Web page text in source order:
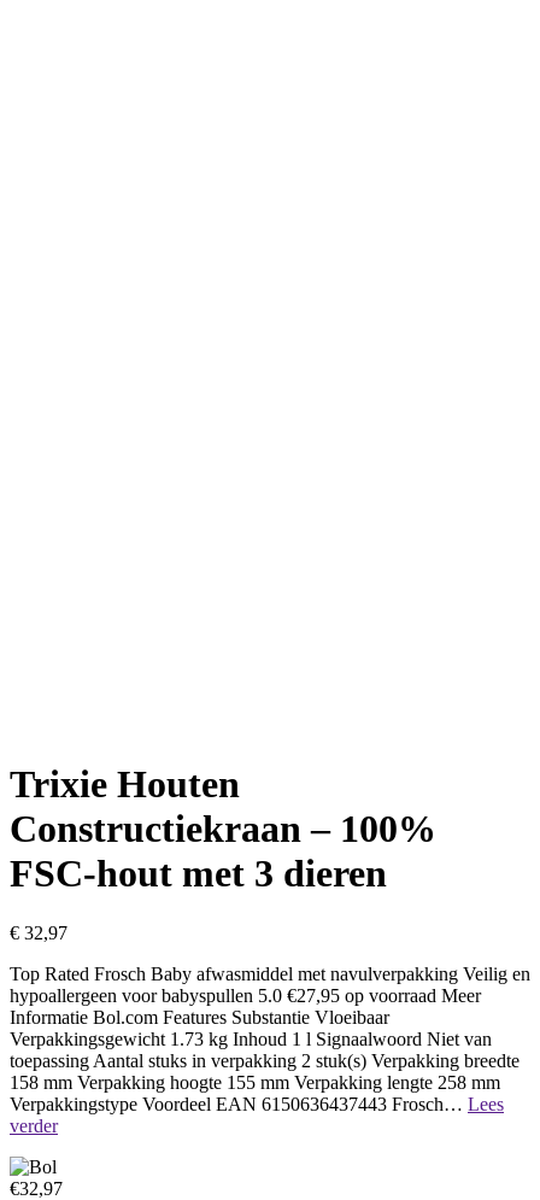
Trixie Houten
Constructiekraan – 100%
FSC-hout met 3 dieren
€ 32,97
Top Rated Frosch Baby afwasmiddel met navulverpakking Veilig en
hypoallergeen voor babyspullen 5.0 €27,95 op voorraad Meer
Informatie Bol.com Features Substantie Vloeibaar
Verpakkingsgewicht 1.73 kg Inhoud 1 l Signaalwoord Niet van
toepassing Aantal stuks in verpakking 2 stuk(s) Verpakking breedte
158 mm Verpakking hoogte 155 mm Verpakking lengte 258 mm
Verpakkingstype Voordeel EAN 6150636437443 Frosch… Lees
verderNaamloos
€32,97